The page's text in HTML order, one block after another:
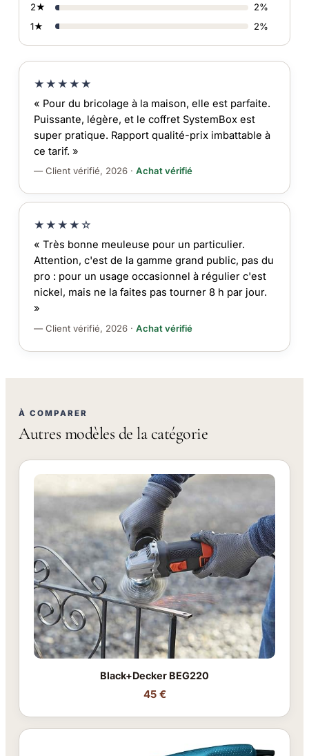
2★
2%
1★
2%
★★★★★
« Pour du bricolage à la maison, elle est parfaite.
Puissante, légère, et le coffret SystemBox est
super pratique. Rapport qualité-prix imbattable à
ce tarif. »
— Client vérifié, 2026 · Achat vérifié
★★★★☆
« Très bonne meuleuse pour un particulier.
Attention, c'est de la gamme grand public, pas du
pro : pour un usage occasionnel à régulier c'est
nickel, mais ne la faites pas tourner 8 h par jour.
»
— Client vérifié, 2026 · Achat vérifié
À COMPARER
Autres modèles de la catégorie
Black+Decker BEG220
45 €